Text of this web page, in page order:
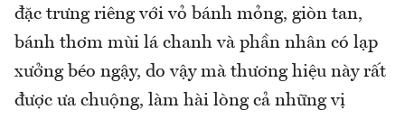
đặc trưng riêng với vỏ bánh mỏng, giòn tan,
bánh thơm mùi lá chanh và phần nhân có lạp
xưởng béo ngậy, do vậy mà thương hiệu này rất
được ưa chuộng, làm hài lòng cả những vị